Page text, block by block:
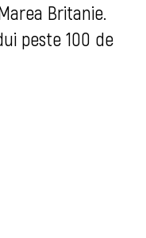
Britanie.
peste 100 de